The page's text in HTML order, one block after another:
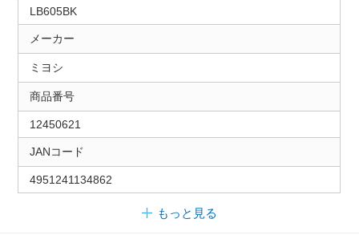
LB605BK
メーカー
ミヨシ
商品番号
12450621
JANコード
4951241134862
もっと見る